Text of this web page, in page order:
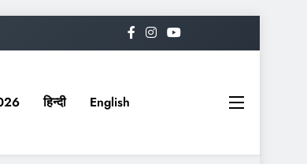
हिन्दी English